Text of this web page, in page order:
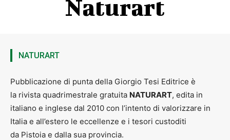
Naturart
NATURART
Pubblicazione di punta della Giorgio Tesi Editrice è
la rivista quadrimestrale gratuita NATURART, edita in
italiano e inglese dal 2010 con l’intento di valorizzare in
Italia e all’estero le eccellenze e i tesori custoditi
da Pistoia e dalla sua provincia.